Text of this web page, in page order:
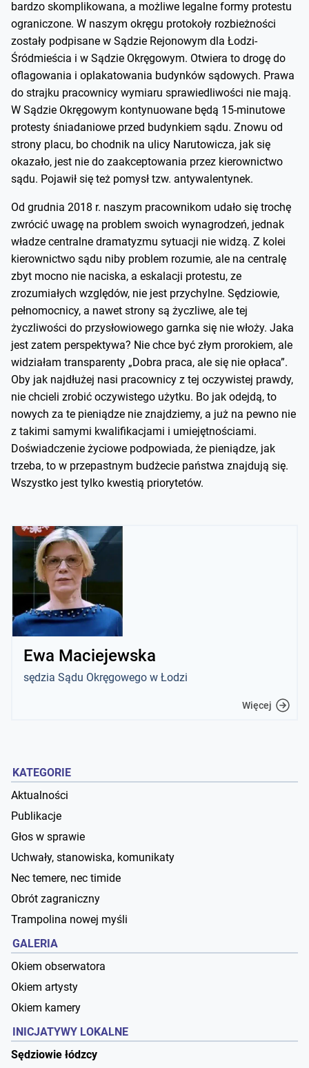
bardzo skomplikowana, a możliwe legalne formy protestu
ograniczone. W naszym okręgu protokoły rozbieżności
zostały podpisane w Sądzie Rejonowym dla Łodzi-
Śródmieścia i w Sądzie Okręgowym. Otwiera to drogę do
oflagowania i oplakatowania budynków sądowych. Prawa
do strajku pracownicy wymiaru sprawiedliwości nie mają.
W Sądzie Okręgowym kontynuowane będą 15-minutowe
protesty śniadaniowe przed budynkiem sądu. Znowu od
strony placu, bo chodnik na ulicy Narutowicza, jak się
okazało, jest nie do zaakceptowania przez kierownictwo
sądu. Pojawił się też pomysł tzw. antywalentynek.
Od grudnia 2018 r. naszym pracownikom udało się trochę
zwrócić uwagę na problem swoich wynagrodzeń, jednak
władze centralne dramatyzmu sytuacji nie widzą. Z kolei
kierownictwo sądu niby problem rozumie, ale na centralę
zbyt mocno nie naciska, a eskalacji protestu, ze
zrozumiałych względów, nie jest przychylne. Sędziowie,
pełnomocnicy, a nawet strony są życzliwe, ale tej
życzliwości do przysłowiowego garnka się nie włoży. Jaka
jest zatem perspektywa? Nie chce być złym prorokiem, ale
widziałam transparenty „Dobra praca, ale się nie opłaca”.
Oby jak najdłużej nasi pracownicy z tej oczywistej prawdy,
nie chcieli zrobić oczywistego użytku. Bo jak odejdą, to
nowych za te pieniądze nie znajdziemy, a już na pewno nie
z takimi samymi kwalifikacjami i umiejętnościami.
Doświadczenie życiowe podpowiada, że pieniądze, jak
trzeba, to w przepastnym budżecie państwa znajdują się.
Wszystko jest tylko kwestią priorytetów.
Ewa Maciejewska
sędzia Sądu Okręgowego w Łodzi
Więcej
KATEGORIE
Aktualności
Publikacje
Głos w sprawie
Uchwały, stanowiska, komunikaty
Nec temere, nec timide
Obrót zagraniczny
Trampolina nowej myśli
GALERIA
Okiem obserwatora
Okiem artysty
Okiem kamery
INICJATYWY LOKALNE
Sędziowie łódzcy